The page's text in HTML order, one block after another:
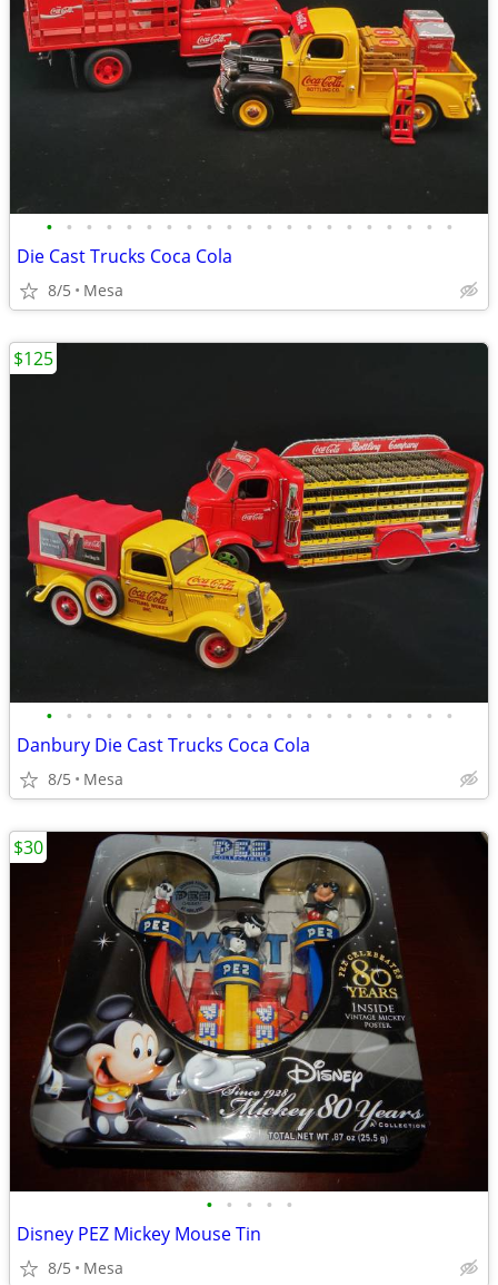
• • • • • • • • • • • • • • • • • • • • •
Die Cast Trucks Coca Cola
8/5 Mesa
• • • • • • • • • • • • • • • • • • • • •
Danbury Die Cast Trucks Coca Cola
8/5 Mesa
$125
• • • • •
Disney PEZ Mickey Mouse Tin
8/5 Mesa
$30